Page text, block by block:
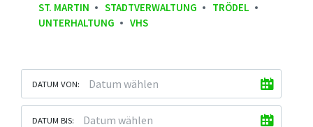
ST. MARTIN
STADTVERWALTUNG
TRÖDEL
UNTERHALTUNG
VHS
DATUM VON:
DATUM BIS: